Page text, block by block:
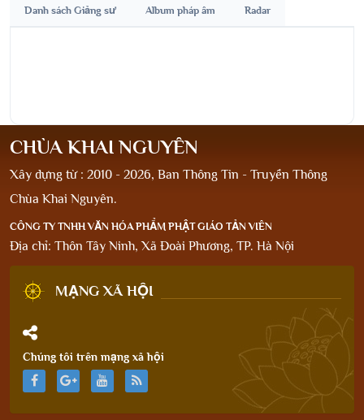
Danh sách Giảng sư Album pháp âm Radar
CHÙA KHAI NGUYÊN
Xây dựng từ : 2010 - 2026, Ban Thông Tin - Truyền Thông
Chùa Khai Nguyên.
CÔNG TY TNHH VĂN HÓA PHẨM PHẬT GIÁO TẢN VIÊN
Địa chỉ: Thôn Tây Ninh, Xã Đoài Phương, TP. Hà Nội
MẠNG XÃ HỘI
Chúng tôi trên mạng xã hội